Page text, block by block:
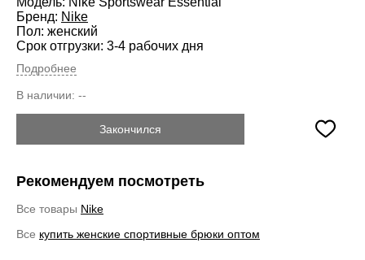
Бренд: Nike
Пол: женский
Срок отгрузки: 3-4 рабочих дня
Подробнее
В наличии: --
Закончился
Рекомендуем посмотреть
Все товары Nike
Все купить женские спортивные брюки оптом